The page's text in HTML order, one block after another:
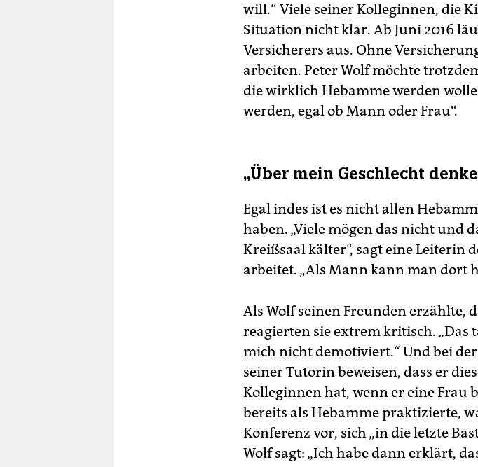
will.“ Viele seiner Kolleginnen, die
Situation nicht klar. Ab Juni 2016
Versicherers aus. Ohne
arbeiten. Peter Wolf möchte
die wirklich Hebamme werden
werden, egal ob Mann oder Frau“.
„Über mein Geschlecht
Egal indes ist es nicht allen
haben. „Viele mögen das nicht und
Kreißsaal kälter“, sagt eine Leiterin
arbeitet. „Als Mann kann man dort
Als Wolf seinen Freunden erzählte,
reagierten sie extrem kritisch. „Das
mich nicht demotiviert.“ Und bei
seiner Tutorin beweisen, dass er
Kolleginnen hat, wenn er eine Frau
bereits als Hebamme praktizierte,
Konferenz vor, sich „in die letzte
Wolf sagt: „Ich habe dann erklärt,